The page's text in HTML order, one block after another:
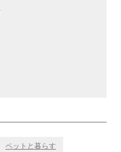
ペットと暮らす